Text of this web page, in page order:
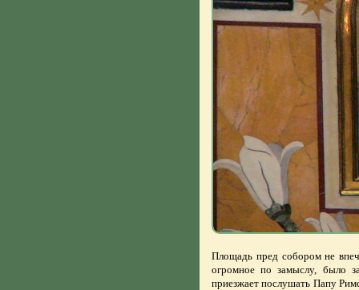
Площадь пред собором не
огромное по замыслу, было
приезжает послушать Папу